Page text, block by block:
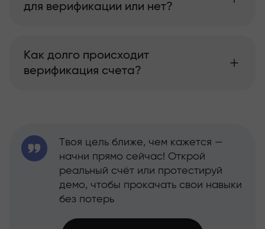
для верификации или нет?
Как долго происходит
верификация счета?
Твоя цель ближе, чем кажется —
начни прямо сейчас! Открой
реальный счёт или протестируй
демо, чтобы прокачать свои навыки
без потерь